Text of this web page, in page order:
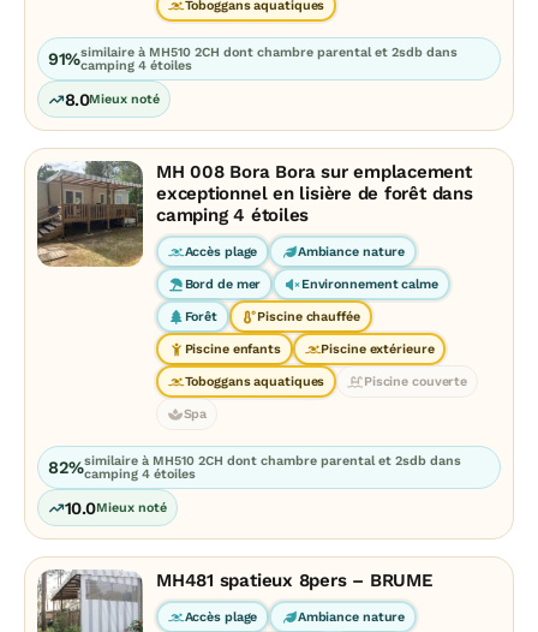
Toboggans aquatiques
91%similaire à MH510 2CH dont chambre parental et 2sdb dans
camping 4 étoiles
8.0Mieux noté
MH 008 Bora Bora sur emplacement
exceptionnel en lisière de forêt dans
camping 4 étoiles
Accès plage Ambiance nature
Bord de mer Environnement calme
Forêt Piscine chauffée
Piscine enfants Piscine extérieure
Toboggans aquatiques Piscine couverte
Spa
82%similaire à MH510 2CH dont chambre parental et 2sdb dans
camping 4 étoiles
10.0Mieux noté
MH481 spatieux 8pers – BRUME
Accès plage Ambiance nature